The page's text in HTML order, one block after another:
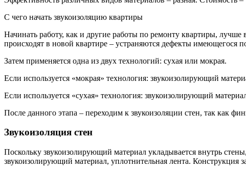
С чего начать звукоизоляцию квартиры
Начинать работу, как и другие работы по ремонту квартиры,
происходят в новой квартире – устраняются дефекты имеющегося
Затем применяется одна из двух технологий: сухая или мокрая.
Если используется «мокрая» технология: звукоизолирующий
Если используется «сухая» технология: звукоизолирующий
После данного этапа – переходим к звукоизоляции стен, так как
Звукоизоляция стен
Поскольку звукоизолирующий материал укладывается внутрь
звукоизолирующий материал, уплотнительная лента. Конструкция